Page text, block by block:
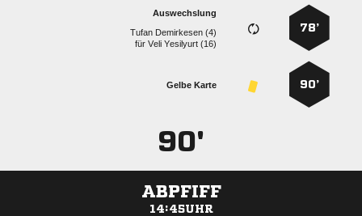
78’
Auswechslung
  
für  
90’
Gelbe Karte
90'
ABPFIFF
14:45UHR